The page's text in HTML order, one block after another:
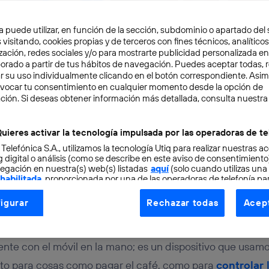
5 min
si una app es falsa:
cuenta estas claves
con el móvil en la mano; es un dispositivo que
para cosas como pagar el café, como para controlar
puede utilizar, en función de la sección, subdominio o apartado del
visitando, cookies propias y de terceros con fines técnicos,
redes sociales y/o para mostrarte publicidad personalizada
a partir de tus hábitos de navegación. Puedes aceptar todas,
su uso individualmente clicando en el botón correspondiente.
tu consentimiento en cualquier momento desde la opción de
Si deseas obtener información más detallada, consulta nuestra
activar la tecnología impulsada por las operadoras de
S.A., utilizamos la tecnología Utiq para realizar nuestras
digital o análisis (como se describe en este aviso de
en nuestra(s) web(s) listadas aquí(solo cuando utilizas una
, proporcionada por una de las operadoras de telefonía
consentimiento en cada página web).
Utiq está diseñada con la privacidad como prioridad
tu dirección IP y otra información de la cuenta de cliente de
a la conexión que utilizas (p. ej., número de teléfono móvil).
Rechazar todas